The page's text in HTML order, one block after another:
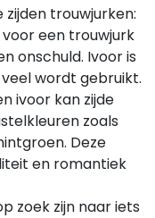
trouwjurken:
een trouwjurk
onschuld. Ivoor is
wordt gebruikt.
ivoor kan zijde
zoals
Deze
en romantiek
zoek zijn naar iets